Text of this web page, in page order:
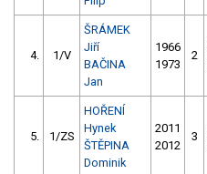
4. 1/V
ŠRÁMEK
Jiří
BAČINA
Jan
1966
1973
2
5. 1/ZS
HOŘENÍ
Hynek
ŠTĚPINA
Dominik
2011
2012
3